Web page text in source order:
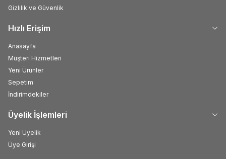
Gizlilik ve Güvenlik
Hızlı Erişim
Anasayfa
Müşteri Hizmetleri
Yeni Ürünler
Sepetim
İndirimdekiler
Üyelik İşlemleri
Yeni Üyelik
Üye Girişi